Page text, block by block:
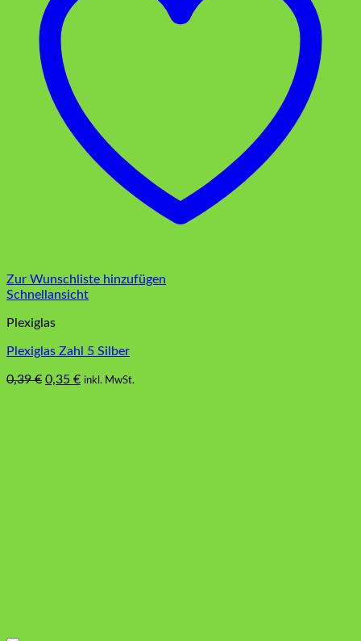
Zur Wunschliste hinzufügen
Schnellansicht
Plexiglas
Plexiglas Zahl 5 Silber
0,39€ Ursprünglicher
0,35 €Aktueller
inkl. MwSt.